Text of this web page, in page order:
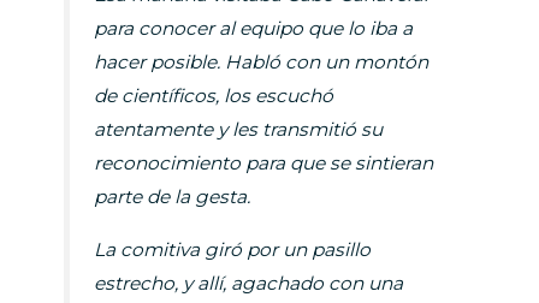
para conocer al equipo que lo iba a
hacer posible. Habló con un montón
de científicos, los escuchó
atentamente y les transmitió su
reconocimiento para que se sintieran
parte de la gesta.
La comitiva giró por un pasillo
estrecho, y allí, agachado con una